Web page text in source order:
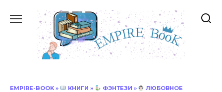
содержанию
EMPIRE-BOOK » КНИГИ » ФЭНТЕЗИ »
ЛЮБОВНОЕ